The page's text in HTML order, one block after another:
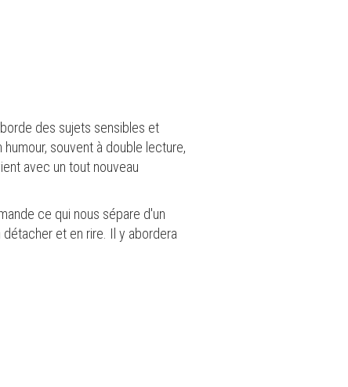
des sujets sensibles et
souvent à double lecture,
avec un tout nouveau
ce qui nous sépare d'un
et en rire. Il y abordera